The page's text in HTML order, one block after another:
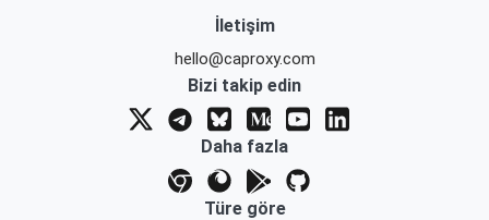
İletişim
hello@caproxy.com
Bizi takip edin
Daha fazla
Türe göre